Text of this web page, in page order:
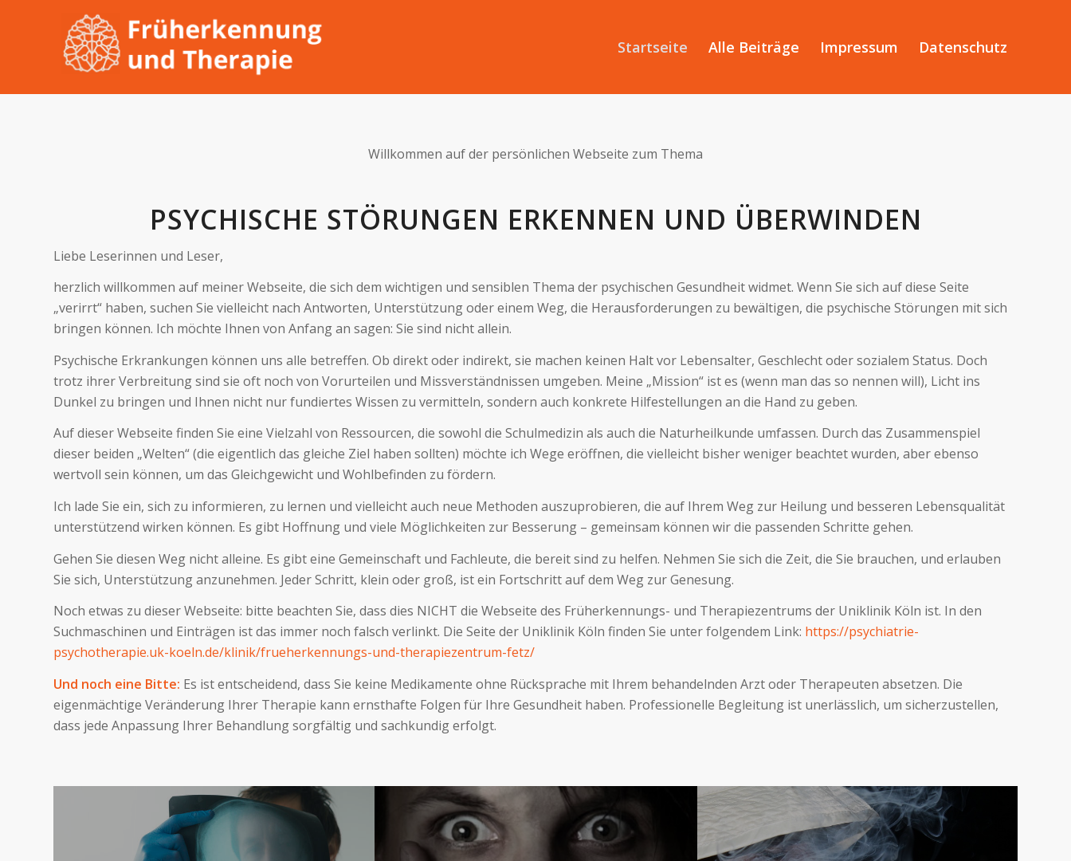
Startseite Alle Beiträge Impressum Datenschutz
Willkommen auf der persönlichen Webseite zum Thema
PSYCHISCHE STÖRUNGEN ERKENNEN UND ÜBERWINDEN
Liebe Leserinnen und Leser,
herzlich willkommen auf meiner Webseite, die sich dem wichtigen und sensiblen Thema der psychischen Gesundheit widmet. Wenn Sie sich auf diese Seite
„verirrt“ haben, suchen Sie vielleicht nach Antworten, Unterstützung oder einem Weg, die Herausforderungen zu bewältigen, die psychische Störungen mit sich
bringen können. Ich möchte Ihnen von Anfang an sagen: Sie sind nicht allein.
Psychische Erkrankungen können uns alle betreffen. Ob direkt oder indirekt, sie machen keinen Halt vor Lebensalter, Geschlecht oder sozialem Status. Doch
trotz ihrer Verbreitung sind sie oft noch von Vorurteilen und Missverständnissen umgeben. Meine „Mission“ ist es (wenn man das so nennen will), Licht ins
Dunkel zu bringen und Ihnen nicht nur fundiertes Wissen zu vermitteln, sondern auch konkrete Hilfestellungen an die Hand zu geben.
Auf dieser Webseite finden Sie eine Vielzahl von Ressourcen, die sowohl die Schulmedizin als auch die Naturheilkunde umfassen. Durch das Zusammenspiel
dieser beiden „Welten“ (die eigentlich das gleiche Ziel haben sollten) möchte ich Wege eröffnen, die vielleicht bisher weniger beachtet wurden, aber ebenso
wertvoll sein können, um das Gleichgewicht und Wohlbefinden zu fördern.
Ich lade Sie ein, sich zu informieren, zu lernen und vielleicht auch neue Methoden auszuprobieren, die auf Ihrem Weg zur Heilung und besseren Lebensqualität
unterstützend wirken können. Es gibt Hoffnung und viele Möglichkeiten zur Besserung – gemeinsam können wir die passenden Schritte gehen.
Gehen Sie diesen Weg nicht alleine. Es gibt eine Gemeinschaft und Fachleute, die bereit sind zu helfen. Nehmen Sie sich die Zeit, die Sie brauchen, und erlauben
Sie sich, Unterstützung anzunehmen. Jeder Schritt, klein oder groß, ist ein Fortschritt auf dem Weg zur Genesung.
Noch etwas zu dieser Webseite: bitte beachten Sie, dass dies NICHT die Webseite des Früherkennungs- und Therapiezentrums der Uniklinik Köln ist. In den
Suchmaschinen und Einträgen ist das immer noch falsch verlinkt. Die Seite der Uniklinik Köln finden Sie unter folgendem Link: https://psychiatrie-
psychotherapie.uk-koeln.de/klinik/frueherkennungs-und-therapiezentrum-fetz/
Und noch eine Bitte: Es ist entscheidend, dass Sie keine Medikamente ohne Rücksprache mit Ihrem behandelnden Arzt oder Therapeuten absetzen. Die
eigenmächtige Veränderung Ihrer Therapie kann ernsthafte Folgen für Ihre Gesundheit haben. Professionelle Begleitung ist unerlässlich, um sicherzustellen,
dass jede Anpassung Ihrer Behandlung sorgfältig und sachkundig erfolgt.